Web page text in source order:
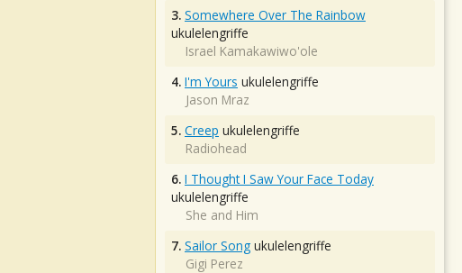
3. Somewhere Over The Rainbow
ukulelengriffe
Israel Kamakawiwo'ole
4. I'm Yours ukulelengriffe
Jason Mraz
5. Creep ukulelengriffe
Radiohead
6. I Thought I Saw Your Face Today
ukulelengriffe
She and Him
7. Sailor Song ukulelengriffe
Gigi Perez